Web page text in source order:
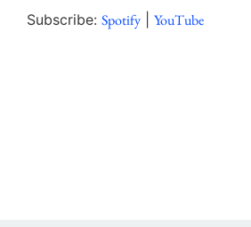
SHARE
Subscribe: Spotify YouTube